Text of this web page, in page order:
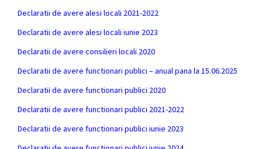
Declaratii de avere alesi locali 2021-2022
Declaratii de avere alesi locali iunie 2023
Declaratii de avere consilieri locali 2020
Declaratii de avere functionari publici – anual pana la 15.06.2025
Declaratii de avere functionari publici 2020
Declaratii de avere functionari publici 2021-2022
Declaratii de avere functionari publici iunie 2023